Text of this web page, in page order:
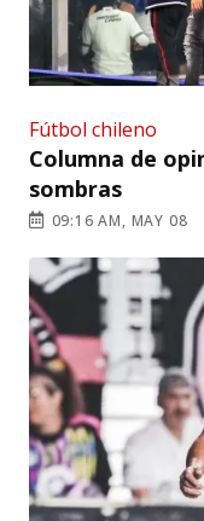
Fútbol chileno
Columna de
sombras
09:16 AM, MAY 08